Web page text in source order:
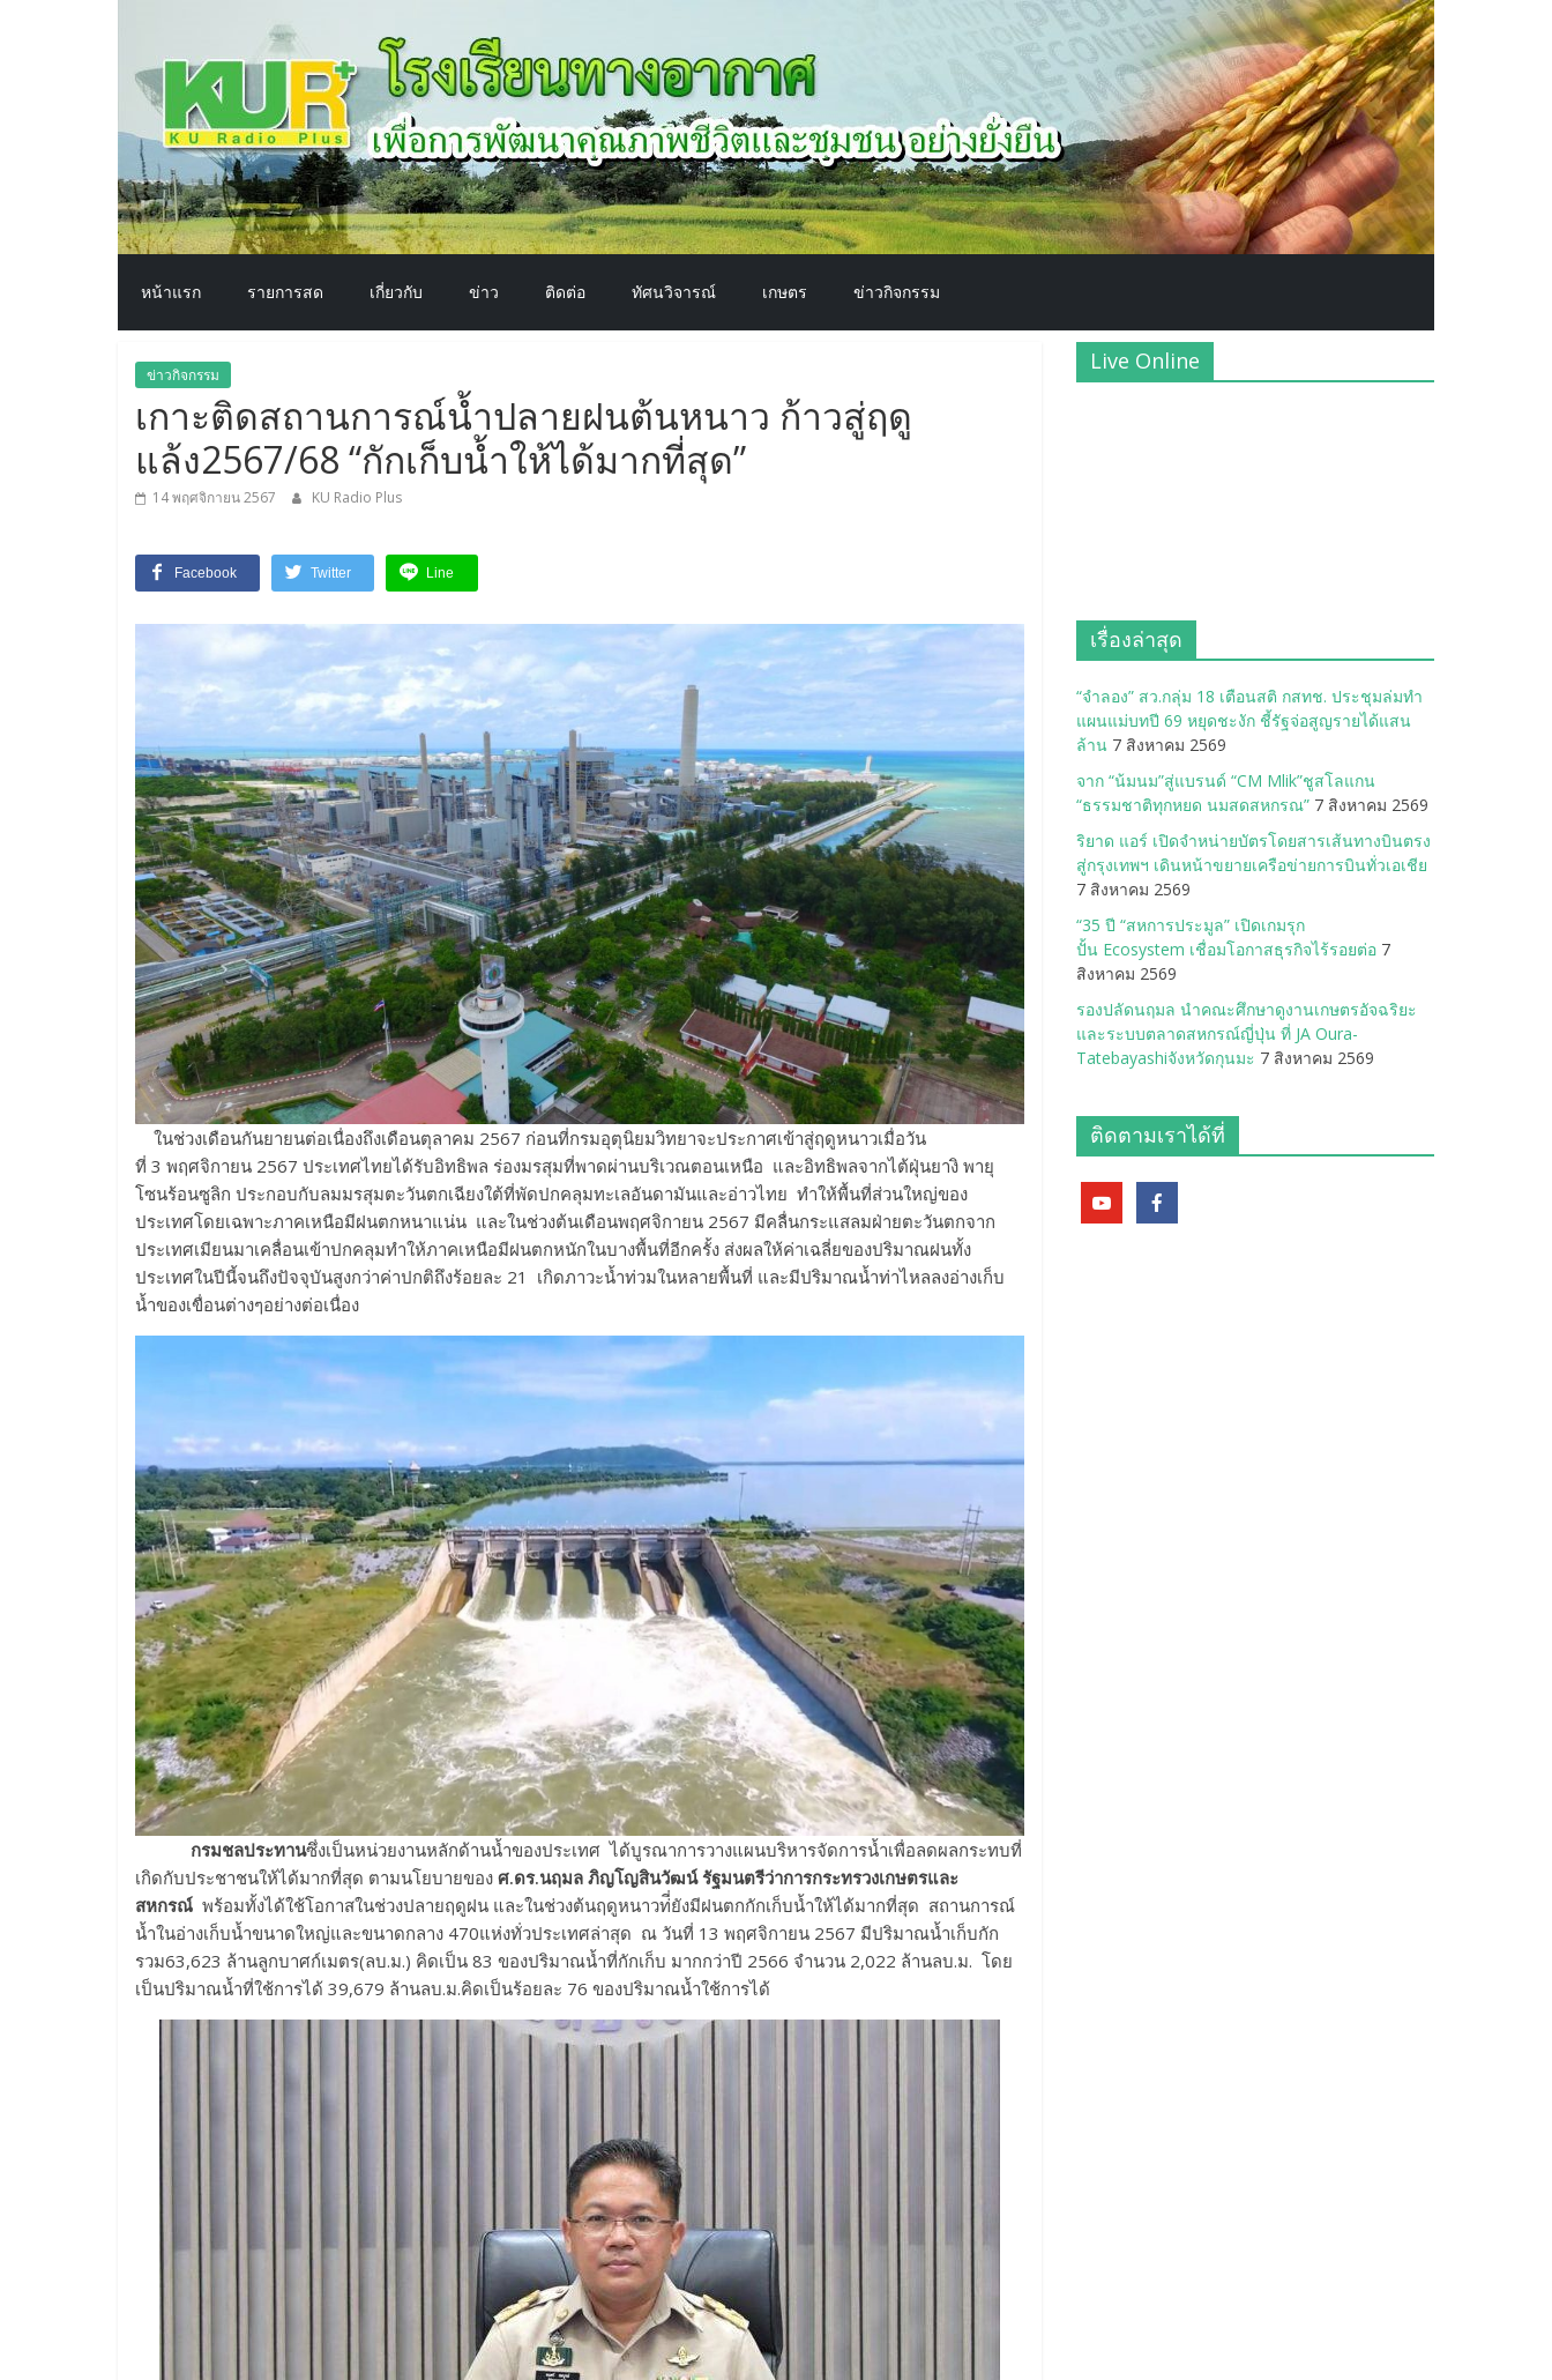
โรงเรียน
ทาง
อากาศ​
เพื่อ
พัฒนา
คุณภาพ
ชีวิต
หน้าแรก รายการสด เกี่ยวกับ ข่าว ติดต่อ ทัศนวิจารณ์ เกษตร ข่าวกิจกรรม
ข่าวกิจกรรม
เกาะติดสถานการณ์น้ำปลายฝนต้นหนาว ก้าวสู่ฤดู
แล้ง2567/68 “กักเก็บน้ำให้ได้มากที่สุด”
14 พฤศจิกายน 2567 KU Radio Plus
Facebook Twitter Line
ในช่วงเดือนกันยายนต่อเนื่องถึงเดือนตุลาคม 2567 ก่อนที่กรมอุตุนิยมวิทยาจะประกาศเข้าสู่ฤดูหนาวเมื่อวัน
ที่ 3 พฤศจิกายน 2567 ประเทศไทยได้รับอิทธิพล ร่องมรสุมที่พาดผ่านบริเวณตอนเหนือ และอิทธิพลจากไต้ฝุ่นยางิ พายุ
โซนร้อนซูลิก ประกอบกับลมมรสุมตะวันตกเฉียงใต้ที่พัดปกคลุมทะเลอันดามันและอ่าวไทย ทำให้พื้นที่ส่วนใหญ่ของ
ประเทศโดยเฉพาะภาคเหนือมีฝนตกหนาแน่น และในช่วงต้นเดือนพฤศจิกายน 2567 มีคลื่นกระแสลมฝ่ายตะวันตกจาก
ประเทศเมียนมาเคลื่อนเข้าปกคลุมทำให้ภาคเหนือมีฝนตกหนักในบางพื้นที่อีกครั้ง ส่งผลให้ค่าเฉลี่ยของปริมาณฝนทั้ง
ประเทศในปีนี้จนถึงปัจจุบันสูงกว่าค่าปกติถึงร้อยละ 21 เกิดภาวะน้ำท่วมในหลายพื้นที่ และมีปริมาณน้ำท่าไหลลงอ่างเก็บ
น้ำของเขื่อนต่างๆอย่างต่อเนื่อง
กรมชลประทานซึ่งเป็นหน่วยงานหลักด้านน้ำของประเทศ ได้บูรณาการวางแผนบริหารจัดการน้ำเพื่อลดผลกระทบที่
เกิดกับประชาชนให้ได้มากที่สุด ตามนโยบายของ ศ.ดร.นฤมล ภิญโญสินวัฒน์ รัฐมนตรีว่าการกระทรวงเกษตรและ
สหกรณ์ พร้อมทั้งได้ใช้โอกาสในช่วงปลายฤดูฝน และในช่วงต้นฤดูหนาวท่ี่ยังมีฝนตกกักเก็บน้ำให้ได้มากที่สุด สถานการณ์
น้ำในอ่างเก็บน้ำขนาดใหญ่และขนาดกลาง 470แห่งทั่วประเทศล่าสุด ณ วันที่ 13 พฤศจิกายน 2567 มีปริมาณน้ำเก็บกัก
รวม63,623 ล้านลูกบาศก์เมตร(ลบ.ม.) คิดเป็น 83 ของปริมาณน้ำที่กักเก็บ มากกว่าปี 2566 จำนวน 2,022 ล้านลบ.ม. โดย
เป็นปริมาณน้ำที่ใช้การได้ 39,679 ล้านลบ.ม.คิดเป็นร้อยละ 76 ของปริมาณน้ำใช้การได้
Live Online
เรื่องล่าสุด
“จำลอง” สว.กลุ่ม 18 เตือนสติ กสทช. ประชุมล่มทำ
แผนแม่บทปี 69 หยุดชะงัก ชี้รัฐจ่อสูญรายได้แสน
ล้าน 7 สิงหาคม 2569
จาก “น้มนม”สู่แบรนด์ “CM Mlik”ชูสโลแกน
“ธรรมชาติทุกหยด นมสดสหกรณ” 7 สิงหาคม 2569
ริยาด แอร์ เปิดจำหน่ายบัตรโดยสารเส้นทางบินตรง
สู่กรุงเทพฯ เดินหน้าขยายเครือข่ายการบินทั่วเอเชีย
7 สิงหาคม 2569
“35 ปี “สหการประมูล” เปิดเกมรุก
ปั้น Ecosystem เชื่อมโอกาสธุรกิจไร้รอยต่อ 7
สิงหาคม 2569
รองปลัดนฤมล นำคณะศึกษาดูงานเกษตรอัจฉริยะ
และระบบตลาดสหกรณ์ญี่ปุ่น ที่ JA Oura-
Tatebayashiจังหวัดกุนมะ 7 สิงหาคม 2569
ติดตามเราได้ที่